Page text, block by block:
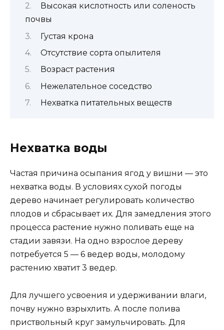
Высокая кислотность или соленость
почвы
Густая крона
Отсутствие сорта опылителя
Возраст растения
Нежелательное соседство
Нехватка питательных веществ
Нехватка воды
Частая причина осыпания ягод у вишни — это
нехватка воды. В условиях сухой погоды
дерево начинает регулировать количество
плодов и сбрасывает их. Для замедления этого
процесса растение нужно поливать еще на
стадии завязи. На одно взрослое дереву
потребуется 5 — 6 ведер воды, молодому
растению хватит 3 ведер.
Для лучшего усвоения и удерживании влаги,
почву нужно взрыхлить. А после полива
приствольный круг замульчировать. Для